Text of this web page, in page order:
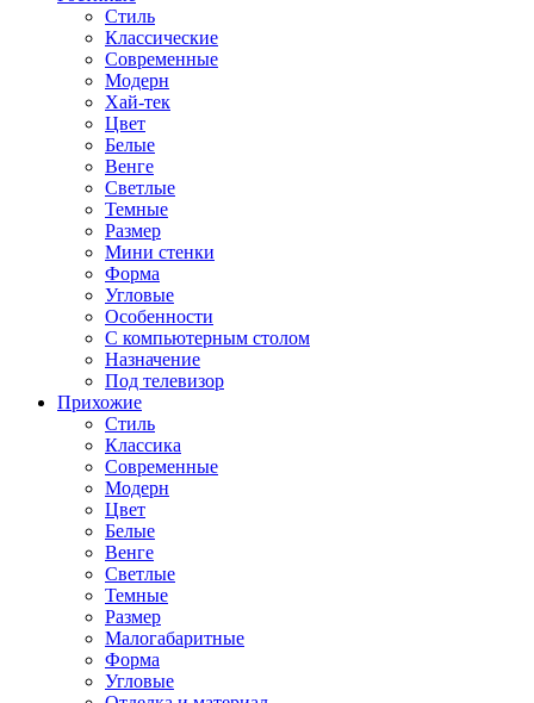
Стиль
Классические
Современные
Модерн
Хай-тек
Цвет
Белые
Венге
Светлые
Темные
Размер
Мини стенки
Форма
Угловые
Особенности
С компьютерным столом
Назначение
Под телевизор
Прихожие
Стиль
Классика
Современные
Модерн
Цвет
Белые
Венге
Светлые
Темные
Размер
Малогабаритные
Форма
Угловые